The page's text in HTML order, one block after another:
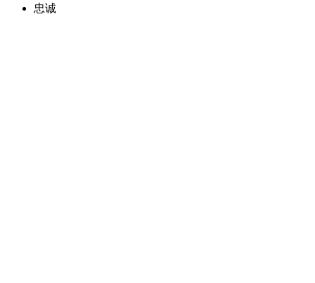
忠诚